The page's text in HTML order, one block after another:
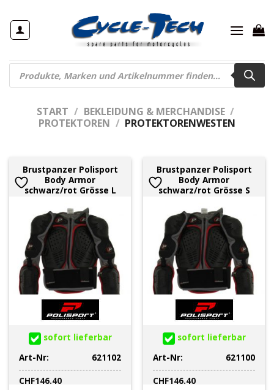
Inhalt
springen
Products
search
START / BEKLEIDUNG & MERCHANDISE /
PROTEKTOREN / PROTEKTORENWESTEN
Brustpanzer Polisport
Body Armor
schwarz/rot Grösse L
sofort lieferbar
Art-Nr:
621102
CHF146.40
Brustpanzer Polisport
Body Armor
schwarz/rot Grösse S
sofort lieferbar
Art-Nr:
621100
CHF146.40